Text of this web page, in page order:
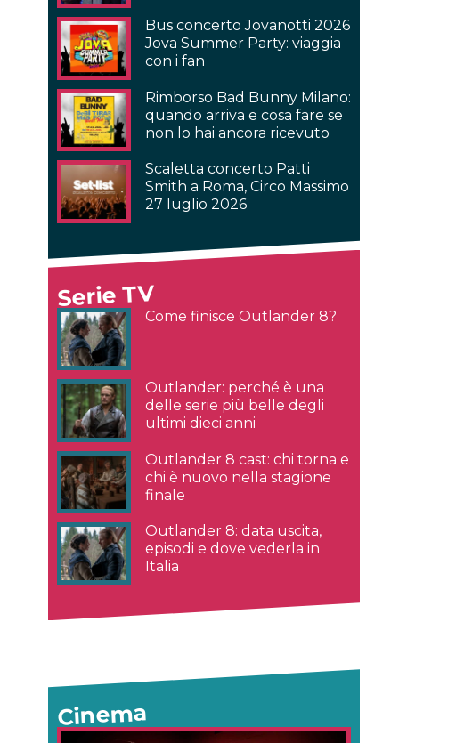
Bus concerto Jovanotti 2026
Jova Summer Party: viaggia
con i fan
Rimborso Bad Bunny Milano:
quando arriva e cosa fare se
non lo hai ancora ricevuto
Scaletta concerto Patti
Smith a Roma, Circo Massimo
27 luglio 2026
Serie TV
Come finisce Outlander 8?
Outlander: perché è una
delle serie più belle degli
ultimi dieci anni
Outlander 8 cast: chi torna e
chi è nuovo nella stagione
finale
Outlander 8: data uscita,
episodi e dove vederla in
Italia
Cinema